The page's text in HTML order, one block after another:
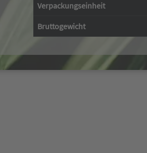
Verpackungseinheit
Bruttogewicht